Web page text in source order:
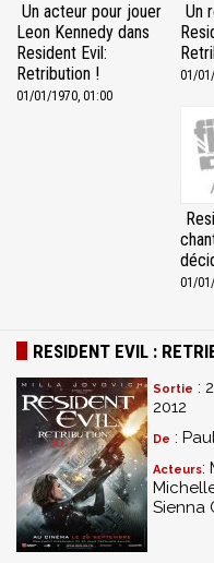
Un acteur pour jouer
Leon Kennedy dans
Resident Evil:
Retribution !
01/01/1970, 01:00
Un
01/
01/
RESIDENT EVIL :
Sortie :
2012
De :
Acteurs:
Sienna